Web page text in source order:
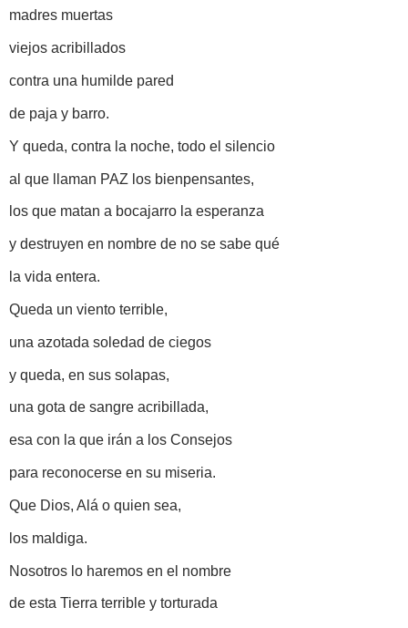
madres muertas
viejos acribillados
contra una humilde pared
de paja y barro.
Y queda, contra la noche, todo el silencio
al que llaman PAZ los bienpensantes,
los que matan a bocajarro la esperanza
y destruyen en nombre de no se sabe qué
la vida entera.
Queda un viento terrible,
una azotada soledad de ciegos
y queda, en sus solapas,
una gota de sangre acribillada,
esa con la que irán a los Consejos
para reconocerse en su miseria.
Que Dios, Alá o quien sea,
los maldiga.
Nosotros lo haremos en el nombre
de esta Tierra terrible y torturada